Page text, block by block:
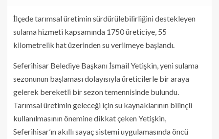
İlçede tarımsal üretimin sürdürülebilirliğini destekleyen
sulama hizmeti kapsamında 1750 üreticiye, 55
kilometrelik hat üzerinden su verilmeye başlandı.
Seferihisar Belediye Başkanı İsmail Yetişkin, yeni sulama
sezonunun başlaması dolayısıyla üreticilerle bir araya
gelerek bereketli bir sezon temennisinde bulundu.
Tarımsal üretimin geleceği için su kaynaklarının bilinçli
kullanılmasının önemine dikkat çeken Yetişkin,
Seferihisar’ın akıllı sayaç sistemi uygulamasında öncü